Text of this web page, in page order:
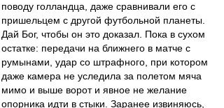
поводу голландца, даже сравнивали его с
пришельцем с другой футбольной планеты.
Дай Бог, чтобы он это доказал. Пока в сухом
остатке: передачи на ближнего в матче с
румынами, удар со штрафного, при котором
даже камера не уследила за полетом мяча
мимо и выше ворот и явное не желание
опорника идти в стыки. Заранее извиняюсь,